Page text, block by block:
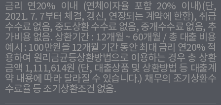
금리 연20% 이내 (연체이자율 포함 20% 이내)(단,
2021. 7. 7부터 체결, 갱신, 연장되는 계약에 한함), 취급
수수료 없음, 중도상환 수수료 없음, 중개수수료 없음, 추
가비용 없음. 상환기간 : 12개월 ~ 60개월 / 총 대출 비용
예시 : 100만원을 12개월 기간 동안 최대 금리 연20% 적
용하여 원리금균등상환방법으로 이용하는 경우 총 상환
금액 1,111,614원 (단, 대출상품 및 상환방법 등 대출계
약 내용에 따라 달라질 수 있습니다.) 채무의 조기상환수
수료율 등 조기상환조건 없음.